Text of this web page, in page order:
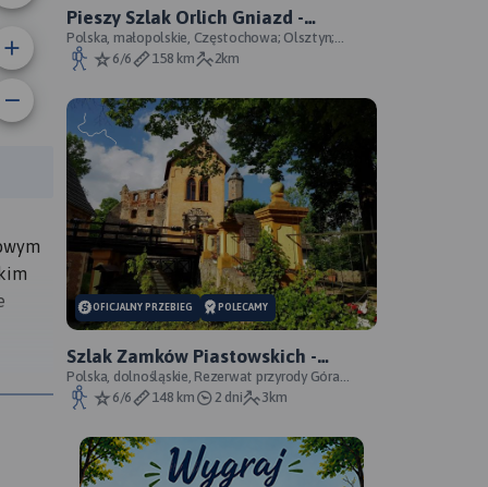
Pieszy Szlak Orlich Gniazd -
oficjalny przebieg szlaku
Polska, małopolskie, Częstochowa; Olsztyn;
Mirów; Bobolice; Morsko; Ogrodzieniec; Pilica;
Smoleń; By
6/6 158 km 2km
OFICJALNY PRZEBIEG POLECAMY
Szlak Zamków Piastowskich -
oficjalny przebieg
Polska, dolnośląskie, Rezerwat przyrody Góra
Choina, Zagórze Śląskie, powiat wałbrzyski
6/6 148 km 2 dni 3km